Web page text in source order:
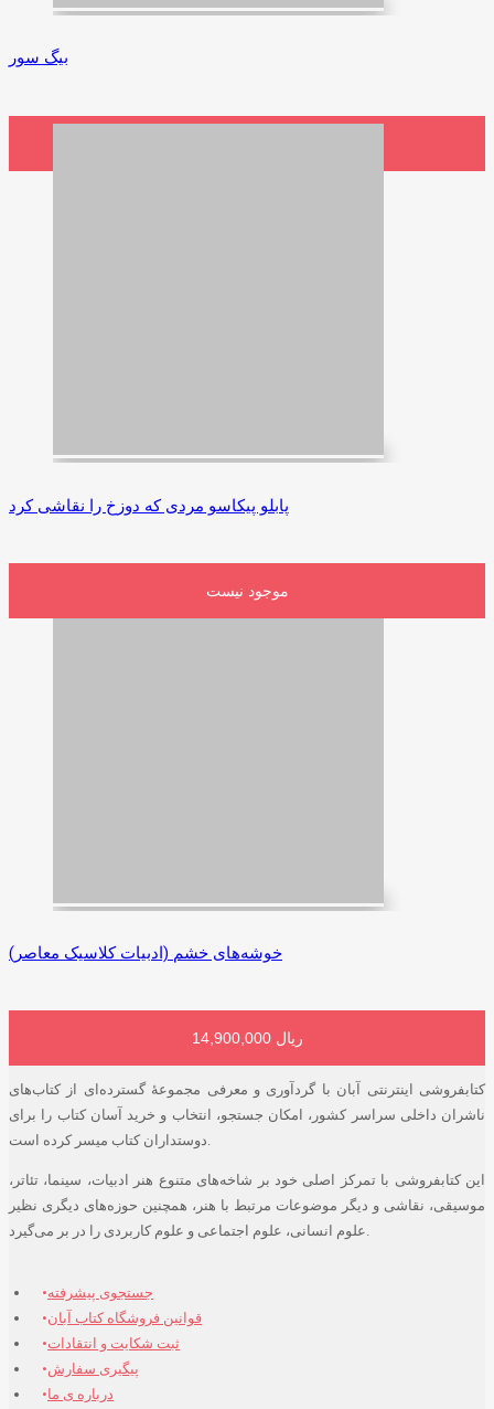
بیگ سور
پابلو پیکاسو مردی که دوزخ را نقاشی کرد
موجود نیست
خوشه‌های خشم (ادبیات کلاسیک معاصر)
14,900,000 ریال
افزودن به سبد خرید
کتابفروشی اینترنتی آبان با گردآوری و معرفی مجموعۀ گسترده‌ای از کتاب‌های
ناشران داخلی سراسر کشور، امکان جستجو، انتخاب و خرید آسان کتاب را برای
این کتابفروشی با تمرکز اصلی خود بر شاخه‌های متنوع هنر ادبیات، سینما، تئاتر،
موسیقی، نقاشی و دیگر موضوعات مرتبط با هنر، همچنین حوزه‌های دیگری نظیر
جستجوی پیشرفته
قوانین فروشگاه کتاب آبان
ثبت شکایت و انتقادات
پیگیری سفارش
درباره ی ما